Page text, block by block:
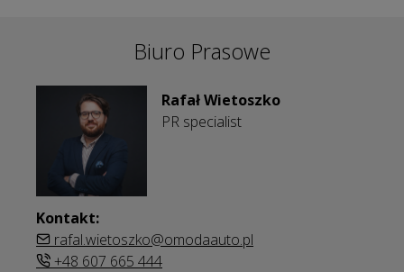
Biuro Prasowe
Rafał Wietoszko
PR specialist
Kontakt:
rafal.wietoszko@omodaauto.pl
+48 607 665 444